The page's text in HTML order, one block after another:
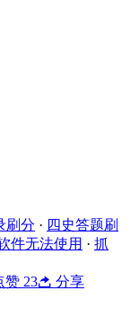
刷分 · 四史答题刷
件无法使用 · 抓
赞 23 分享